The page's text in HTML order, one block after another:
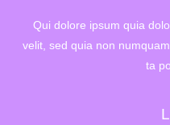
Qui dolore ipsum quia
velit, sed quia non
ta